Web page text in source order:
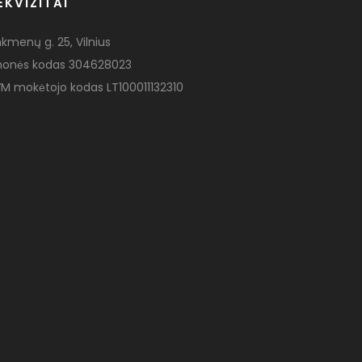
g. 25, Vilnius
kodas 304628023
mokėtojo kodas LT100011132310